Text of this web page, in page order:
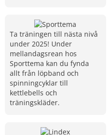
Ta träningen till nästa nivå
under 2025! Under
mellandagsrean hos
Sporttema kan du fynda
allt från löpband och
spinningcyklar till
kettlebells och
träningskläder.